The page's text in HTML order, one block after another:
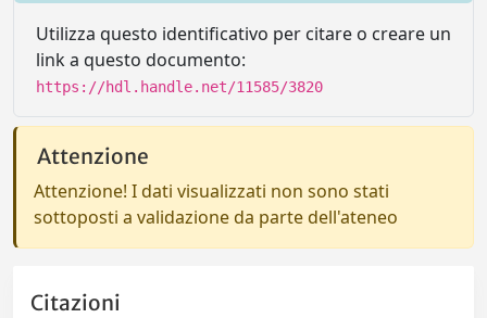
Utilizza questo identificativo per citare o creare un
link a questo documento:
https://hdl.handle.net/11585/3820
Attenzione
Attenzione! I dati visualizzati non sono stati
sottoposti a validazione da parte dell'ateneo
Citazioni